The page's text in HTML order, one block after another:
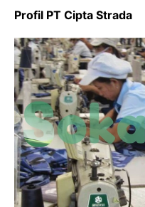
Profil PT Cipta Strada